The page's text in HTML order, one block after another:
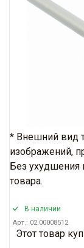
* Внешний вид
изображений,
Без ухудшения
товара.
В наличии
Арт.: 02.00008512
Этот товар